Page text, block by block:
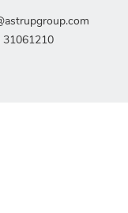
31061210